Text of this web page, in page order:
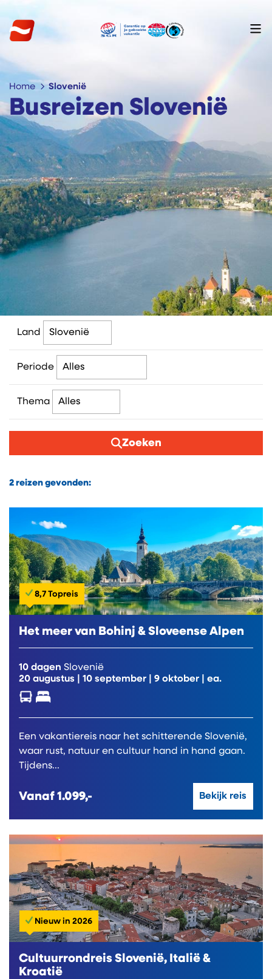
Home Slovenië
Busreizen Slovenië
Land
Periode
Thema
Zoeken
2 reizen gevonden:
8,7 Topreis
Het meer van Bohinj & Sloveense Alpen
10 dagen Slovenië
20 augustus
10 september 9 oktober | ea.
Een vakantiereis naar het schitterende Slovenië,
waar rust, natuur en cultuur hand in hand gaan.
Tijdens...
Vanaf 1.099,- Bekijk reis
Nieuw in 2026
Cultuurrondreis Slovenië, Italië &
Kroatië